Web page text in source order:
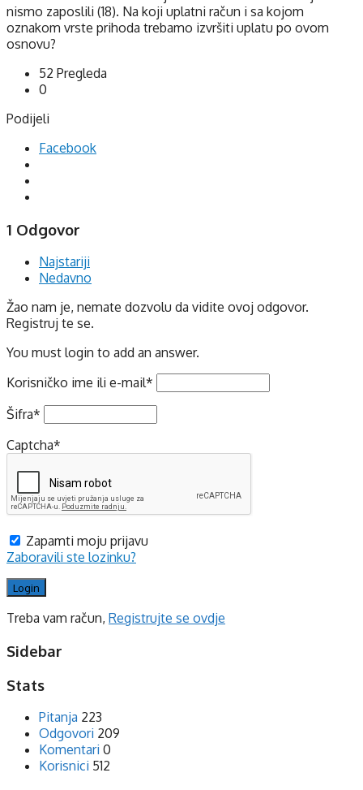
nismo zaposlili (18). Na koji uplatni račun i sa kojom
oznakom vrste prihoda trebamo izvršiti uplatu po ovom
osnovu?
52 Pregleda
0
Podijeli
Facebook
1 Odgovor
Najstariji
Nedavno
Žao nam je, nemate dozvolu da vidite ovoj odgovor.
Registruj te se.
You must login to add an answer.
Korisničko ime ili e-mail*
Šifra*
Captcha*
Zapamti moju prijavu
Zaboravili ste lozinku?
Treba vam račun, Registrujte se ovdje
Sidebar
Stats
Pitanja 223
Odgovori 209
Komentari 0
Korisnici 512